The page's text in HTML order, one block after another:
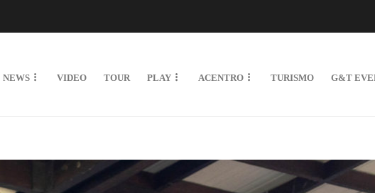
NEWS VIDEO TOUR PLAY ACENTRO TURISMO G&T